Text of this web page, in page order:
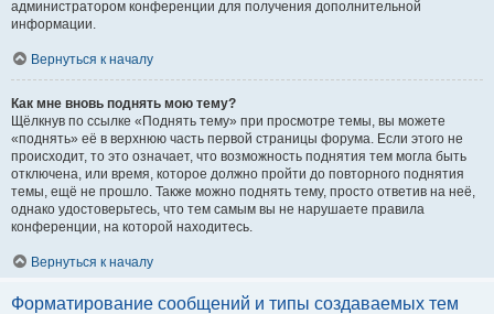
администратором конференции для получения дополнительной
информации.
Вернуться к началу
Как мне вновь поднять мою тему?
Щёлкнув по ссылке «Поднять тему» при просмотре темы, вы можете
«поднять» её в верхнюю часть первой страницы форума. Если этого не
происходит, то это означает, что возможность поднятия тем могла быть
отключена, или время, которое должно пройти до повторного поднятия
темы, ещё не прошло. Также можно поднять тему, просто ответив на неё,
однако удостоверьтесь, что тем самым вы не нарушаете правила
конференции, на которой находитесь.
Вернуться к началу
Форматирование сообщений и типы создаваемых тем